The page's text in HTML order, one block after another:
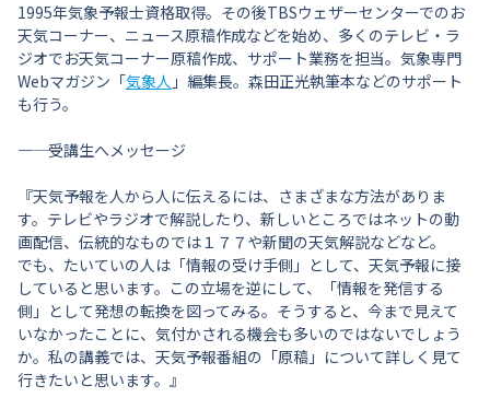
1995年気象予報士資格取得。その後TBSウェザーセンターでのお
天気コーナー、ニュース原稿作成などを始め、多くのテレビ・ラ
ジオでお天気コーナー原稿作成、サポート業務を担当。気象専門
Webマガジン「気象人 」編集長。森田正光執筆本などのサポート
も行う。
―――― 受講生へメッセージ
『天気予報を人から人に伝えるには、さまざまな方法がありま
す。テレビやラジオで解説したり、新しいところではネットの動
画配信、伝統的なものでは１７７や新聞の天気解説などなど。
でも、たいていの人は「情報の受け手側」として、天気予報に接
していると思います。この立場を逆にして、「情報を発信する
側」として発想の転換を図ってみる。そうすると、今まで見えて
いなかったことに、気付かされる機会も多いのではないでしょう
か。私の講義では、天気予報番組の「原稿」について詳しく見て
行きたいと思います。』